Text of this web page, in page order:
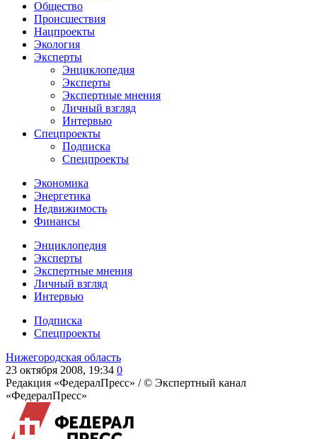
Общество
Происшествия
Нацпроекты
Экология
Эксперты
Энциклопедия
Эксперты
Экспертные мнения
Личный взгляд
Интервью
Спецпроекты
Подписка
Спецпроекты
Экономика
Энергетика
Недвижимость
Финансы
Энциклопедия
Эксперты
Экспертные мнения
Личный взгляд
Интервью
Подписка
Спецпроекты
Нижегородская область
23 октября 2008, 19:34 0
Редакция «ФедералПресс» /© Экспертный канал
«ФедералПресс»